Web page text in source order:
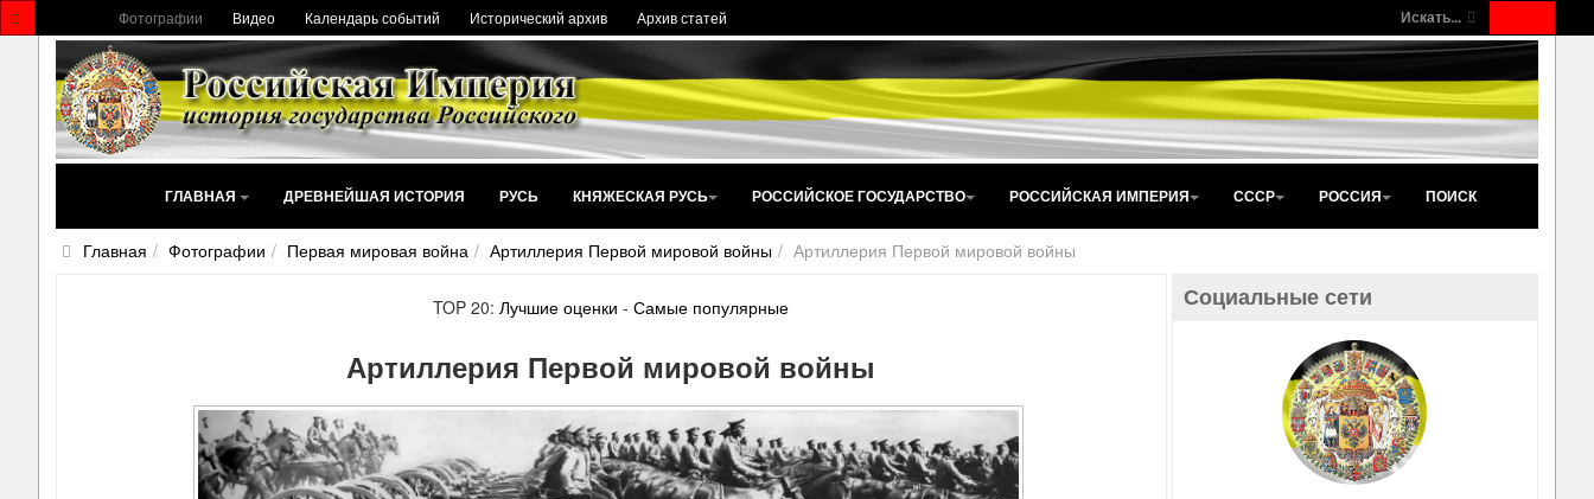
Искать...
Фотографии Видео Календарь событий Исторический архив Архив статей
ГЛАВНАЯ ДРЕВНЕЙШАЯ ИСТОРИЯ РУСЬ КНЯЖЕСКАЯ РУСЬ РОССИЙСКОЕ ГОСУДАРСТВО РОССИЙСКАЯ ИМПЕРИЯ СССР РОССИЯ ПОИСК
Главная Фотографии Первая мировая война Артиллерия Первой мировой войны Артиллерия Первой мировой войны
TOP 20:Лучшие оценки -Самые популярные
Артиллерия Первой мировой войны
Социальные сети